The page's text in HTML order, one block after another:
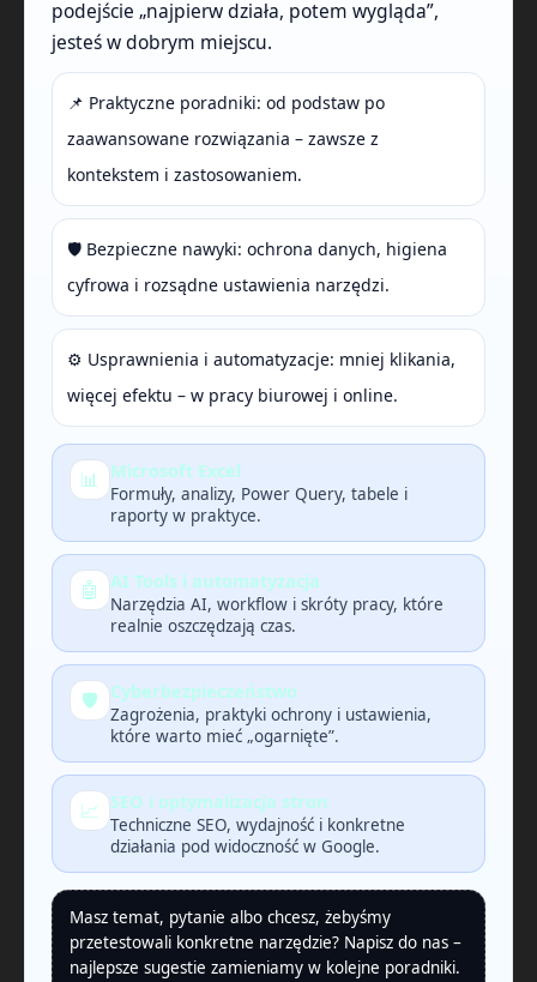
podejście „najpierw działa, potem wygląda”,
jesteś w dobrym miejscu.
📌 Praktyczne poradniki: od podstaw po
zaawansowane rozwiązania – zawsze z
kontekstem i zastosowaniem.
🛡️ Bezpieczne nawyki: ochrona danych, higiena
cyfrowa i rozsądne ustawienia narzędzi.
⚙️ Usprawnienia i automatyzacje: mniej klikania,
więcej efektu – w pracy biurowej i online.
📊 Microsoft Excel
Formuły, analizy, Power Query, tabele i
raporty w praktyce.
🤖 AI Tools i automatyzacja
Narzędzia AI, workflow i skróty pracy, które
realnie oszczędzają czas.
🛡️ Cyberbezpieczeństwo
Zagrożenia, praktyki ochrony i ustawienia,
które warto mieć „ogarnięte”.
📈 SEO i optymalizacja stron
Techniczne SEO, wydajność i konkretne
działania pod widoczność w Google.
Masz temat, pytanie albo chcesz, żebyśmy
przetestowali konkretne narzędzie? Napisz do nas –
najlepsze sugestie zamieniamy w kolejne poradniki.